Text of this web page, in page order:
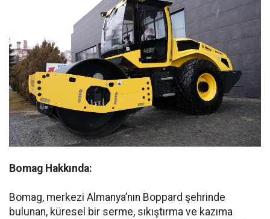
Bomag Hakkında:
Bomag, merkezi Almanya’nın Boppard şehrinde
bulunan, küresel bir serme, sıkıştırma ve kazıma